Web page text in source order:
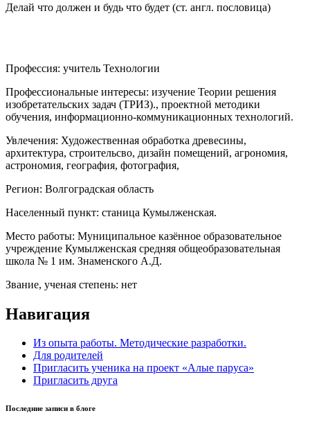
Делай что должен и будь что будет (ст. англ. пословица)
Профессия: учитель Технологии
Профессиональные интересы: изучение Теории решения
изобретательских задач (ТРИЗ)., проектной методики
обучения, информационно-коммуникационных технологий.
Увлечения: Художественная обработка древесины,
архитектура, строительсво, дизайн помещений, агрономия,
астрономия, география, фотография,
Регион: Волгоградская область
Населенный пункт: станица Кумылженская.
Место работы: Муниципальное казённое образовательное
учреждение Кумылженская средняя общеобразовательная
школа № 1 им. Знаменского А.Д.
Звание, ученая степень: нет
Навигация
Из опыта работы. Методические разработки.
Для родителей
Пригласить ученика на проект «Алые паруса»
Пригласить друга
Последние записи в блоге